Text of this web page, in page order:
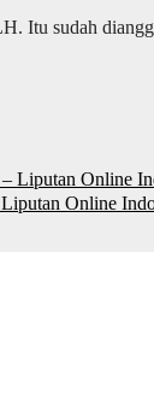
Itu sudah
Liputan Online
Online